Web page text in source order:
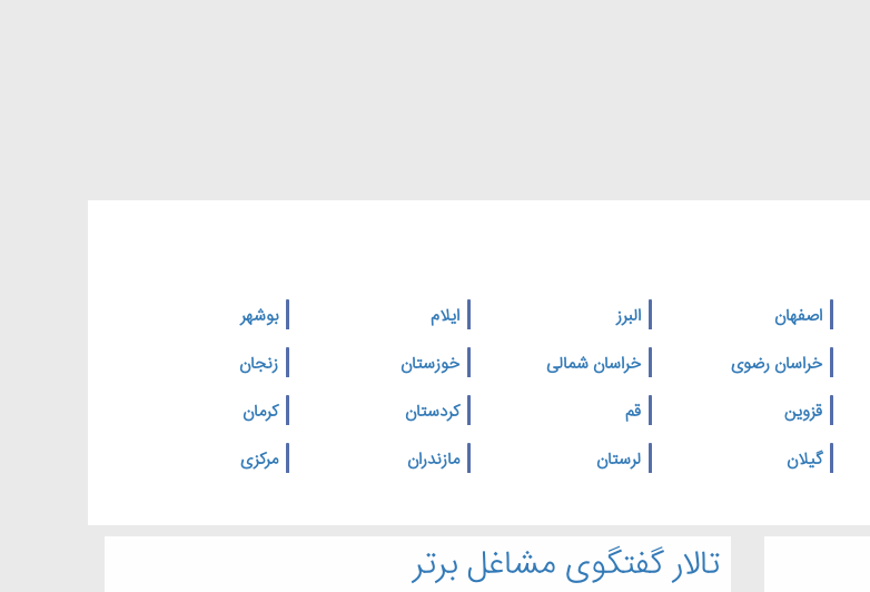
اصفهان البرز ایلام
بوشهر
خراسان رضوی خراسان شمالی خوزستان
زنجان
قزوین قم کردستان
کرمان
گیلان لرستان مازندران
مرکزی
تالار گفتگوی مشاغل برتر